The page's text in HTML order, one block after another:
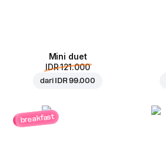
Mini duet
IDR 121.000
dari IDR 99.000
breakfast